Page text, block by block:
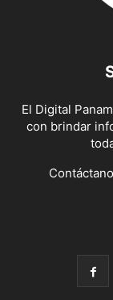
El Digital
con brindar